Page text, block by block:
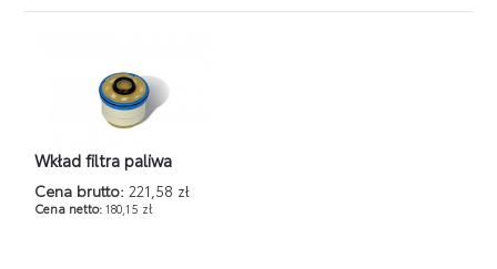
Wkład filtra paliwa
Cena brutto: 221,58 zł
Cena netto:180,15 zł